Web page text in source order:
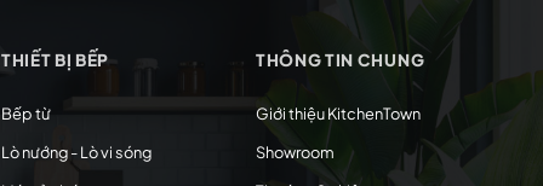
THIẾT BỊ BẾP
Bếp từ
Lò nướng - Lò vi sóng
THÔNG TIN CHUNG
Giới thiệu KitchenTown
Showroom